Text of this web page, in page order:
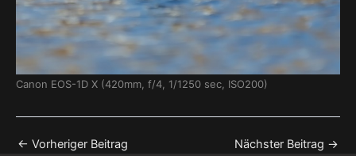
Canon EOS-1D X (420mm, f/4, 1/1250 sec, ISO200)
← Vorheriger Beitrag Nächster Beitrag →